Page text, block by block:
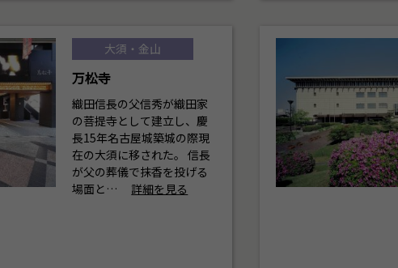
大須・金山
万松寺
織田信長の父信秀が織田家
の菩提寺として建立し、慶
長15年名古屋城築城の際現
在の大須に移された。 信長
が父の葬儀で抹香を投げる
場面と…
詳細を見る